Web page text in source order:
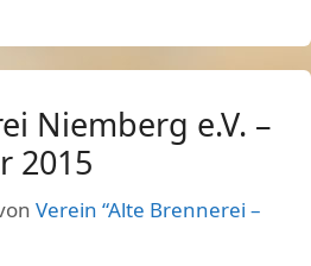
Niemberg e.V. –
2015
Verein “Alte Brennerei –